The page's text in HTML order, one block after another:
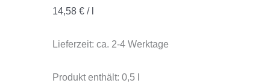
14,58 €/
Lieferzeit: ca. 2-4 Werktage
Produkt enthält: 0,5